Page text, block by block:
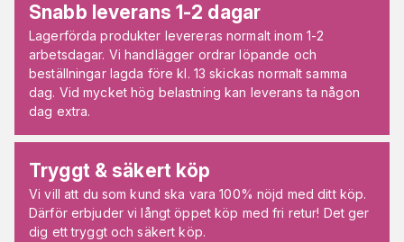
Snabb leverans 1-2 dagar
Lagerförda produkter levereras normalt inom 1-2
arbetsdagar. Vi handlägger ordrar löpande och
beställningar lagda före kl. 13 skickas normalt samma
dag. Vid mycket hög belastning kan leverans ta någon
dag extra.
Tryggt & säkert köp
Vi vill att du som kund ska vara 100% nöjd med ditt köp.
Därför erbjuder vi långt öppet köp med fri retur! Det ger
dig ett tryggt och säkert köp.